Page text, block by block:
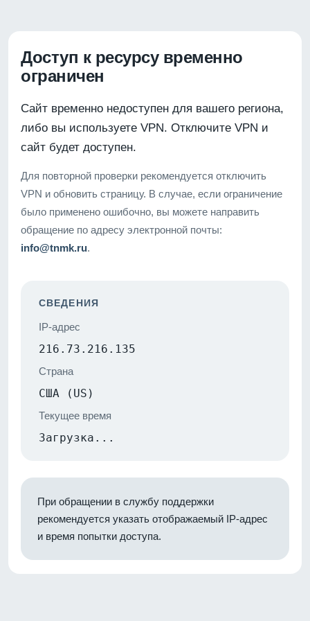
Доступ к ресурсу временно
ограничен
Сайт временно недоступен для вашего региона,
либо вы используете VPN. Отключите VPN и
сайт будет доступен.
Для повторной проверки рекомендуется отключить
VPN и обновить страницу. В случае, если ограничение
было применено ошибочно, вы можете направить
обращение по адресу электронной почты:
info@tnmk.ru.
СВЕДЕНИЯ
IP-адрес
216.73.216.135
Страна
США (US)
Текущее время
Загрузка...
При обращении в службу поддержки
рекомендуется указать отображаемый IP-адрес
и время попытки доступа.